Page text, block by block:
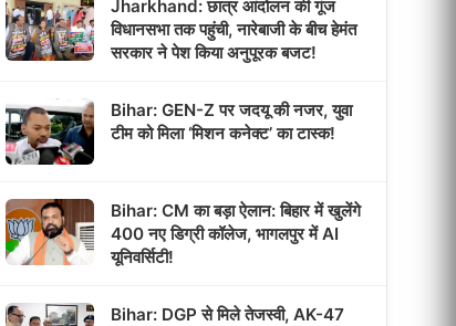
Jharkhand: छात्र आंदोलन की गूंज
विधानसभा तक पहुंची, नारेबाजी के बीच हेमंत
सरकार ने पेश किया अनुपूरक बजट!
Bihar: GEN-Z पर जदयू की नजर, युवा
टीम को मिला ‘मिशन कनेक्ट’ का टास्क!
Bihar: CM का बड़ा ऐलान: बिहार में खुलेंगे
400 नए डिग्री कॉलेज, भागलपुर में AI
यूनिवर्सिटी!
Bihar: DGP से मिले तेजस्वी, AK-47